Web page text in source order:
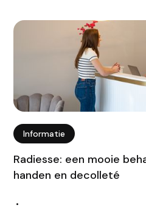
Informatie
Radiesse: een mooie
handen en decolleté
•